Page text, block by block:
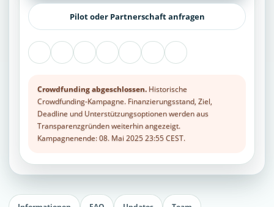
Pilot oder Partnerschaft anfragen
Crowdfunding abgeschlossen.Historische
Crowdfunding-Kampagne. Finanzierungsstand, Ziel,
Deadline und Unterstützungsoptionen werden aus
Transparenzgründen weiterhin angezeigt.
Kampagnenende: 08. Mai 2025 23:55 CEST.